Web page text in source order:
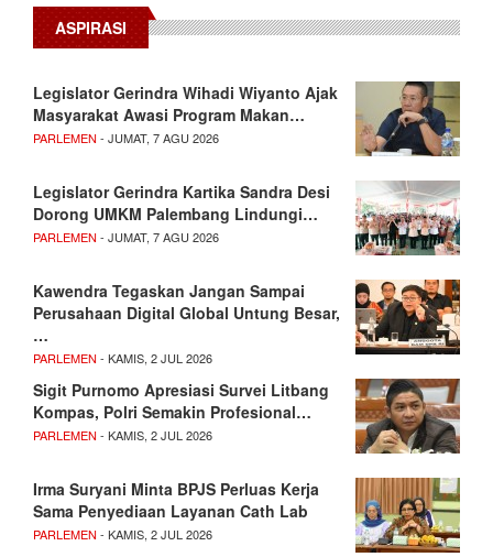
ASPIRASI
Legislator Gerindra Wihadi Wiyanto Ajak
Masyarakat Awasi Program Makan…
PARLEMEN - JUMAT, 7 AGU 2026
Legislator Gerindra Kartika Sandra Desi
Dorong UMKM Palembang Lindungi…
PARLEMEN - JUMAT, 7 AGU 2026
Kawendra Tegaskan Jangan Sampai
Perusahaan Digital Global Untung Besar,
…
PARLEMEN - KAMIS, 2 JUL 2026
Sigit Purnomo Apresiasi Survei Litbang
Kompas, Polri Semakin Profesional…
PARLEMEN - KAMIS, 2 JUL 2026
Irma Suryani Minta BPJS Perluas Kerja
Sama Penyediaan Layanan Cath Lab
PARLEMEN - KAMIS, 2 JUL 2026